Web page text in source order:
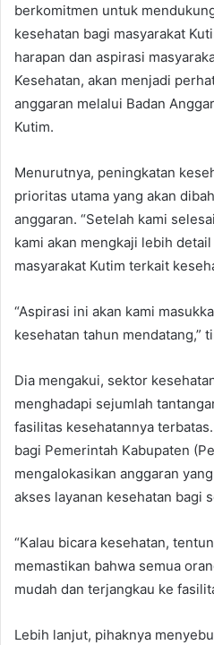
berkomitmen untuk
kesehatan bagi masyarakat
harapan dan aspirasi
Kesehatan, akan menjadi
anggaran melalui Badan
Kutim.
Menurutnya, peningkatan
prioritas utama yang akan
anggaran. “Setelah kami
kami akan mengkaji lebih
masyarakat Kutim terkait
“Aspirasi ini akan kami
kesehatan tahun mendatang,”
Dia mengakui, sektor
menghadapi sejumlah
fasilitas kesehatannya
bagi Pemerintah Kabupaten
mengalokasikan anggaran
akses layanan kesehatan bagi
“Kalau bicara kesehatan,
memastikan bahwa semua
mudah dan terjangkau ke
Lebih lanjut, pihaknya